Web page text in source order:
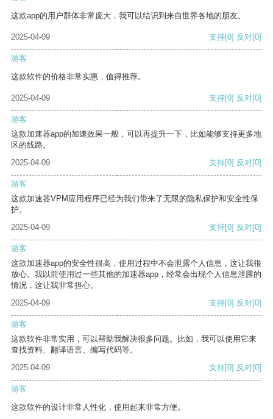
这款app的用户群体非常庞大，我可以结识到来自世界各地的朋友。
2025-04-09 支持[0] 反对[0]
游客
这款软件的价格非常实惠，值得推荐。
2025-04-09 支持[0] 反对[0]
游客
这款加速器app的加速效果一般，可以再提升一下，比如能够支持更多地
区的线路。
2025-04-09
支持[0] 反对[0]
游客
这款加速器VPM应用程序已经为我们带来了无限的隐私保护和安全性保
护。
2025-04-09
支持[0] 反对[0]
游客
这款加速器app的安全性很高，使用过程中不会泄露个人信息，这让我很
放心。我以前使用过一些其他的加速器app，经常会出现个人信息泄露的
情况，这让我非常担心。
2025-04-09
支持[0] 反对[0]
游客
这款软件非常实用，可以帮助我解决很多问题。比如，我可以使用它来
查找资料、翻译语言、编写代码等。
2025-04-09
支持[0] 反对[0]
游客
这款软件的设计非常人性化，使用起来非常方便。